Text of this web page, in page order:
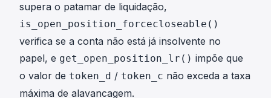
supera o patamar de liquidação,
is_open_position_forcecloseable()
verifica se a conta não está já insolvente no
papel, e get_open_position_lr() impõe que
o valor de token_d / token_c não exceda a taxa
máxima de alavancagem.